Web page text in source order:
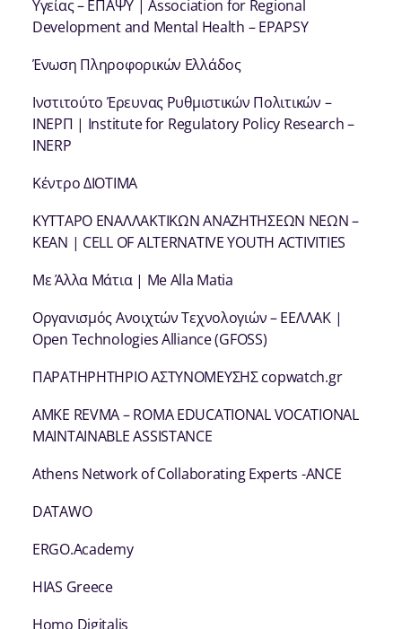
Υγείας – ΕΠΑΨΥ | Association for Regional
Development and Mental Health – EPAPSY
Ένωση Πληροφορικών Ελλάδος
Ινστιτούτο Έρευνας Ρυθμιστικών Πολιτικών –
ΙΝΕΡΠ | Institute for Regulatory Policy Research –
INERP
Κέντρο ΔΙΟΤΙΜΑ
ΚΥΤΤΑΡΟ ΕΝΑΛΛΑΚΤΙΚΩΝ ΑΝΑΖΗΤΗΣΕΩΝ ΝΕΩΝ –
ΚΕΑΝ | CELL OF ALTERNATIVE YOUTH ACTIVITIES
Με Άλλα Μάτια | Me Alla Matia
Οργανισμός Ανοιχτών Τεχνολογιών – ΕΕΛΛΑΚ |
Open Technologies Alliance (GFOSS)
ΠΑΡΑΤΗΡΗΤΗΡΙΟ ΑΣΤΥΝΟΜΕΥΣΗΣ copwatch.gr
AMKE REVMA – ROMA EDUCATIONAL VOCATIONAL
MAINTAINABLE ASSISTANCE
Athens Network of Collaborating Experts -ANCE
DATAWO
ERGO.Academy
HIAS Greece
Homo Digitalis